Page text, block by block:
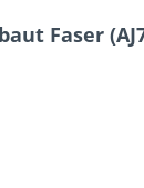
Faser